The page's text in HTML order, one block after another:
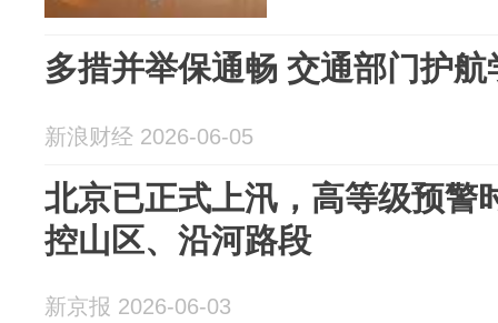
多措并举保通畅 交通部门护航
新浪财经 2026-06-05
北京已正式上汛，高等级预警
控山区、沿河路段
新京报 2026-06-03